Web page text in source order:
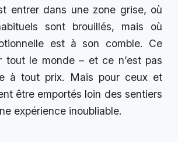
entrer dans une zone grise, où
sont brouillés, mais où
est à son comble. Ce
tout le monde – et ce n’est pas
à tout prix. Mais pour ceux et
être emportés loin des sentiers
expérience inoubliable.